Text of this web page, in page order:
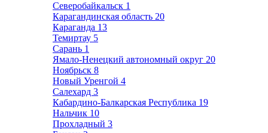
Северобайкальск 1
Карагандинская область 20
Караганда 13
Темиртау 5
Сарань 1
Ямало-Ненецкий автономный округ 20
Ноябрьск 8
Новый Уренгой 4
Салехард 3
Кабардино-Балкарская Республика 19
Нальчик 10
Прохладный 3